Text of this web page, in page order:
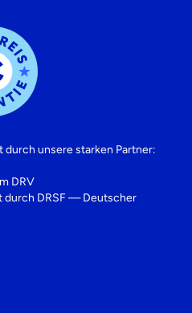
unsere starken Partner:
DRV
durch DRSF — Deutscher